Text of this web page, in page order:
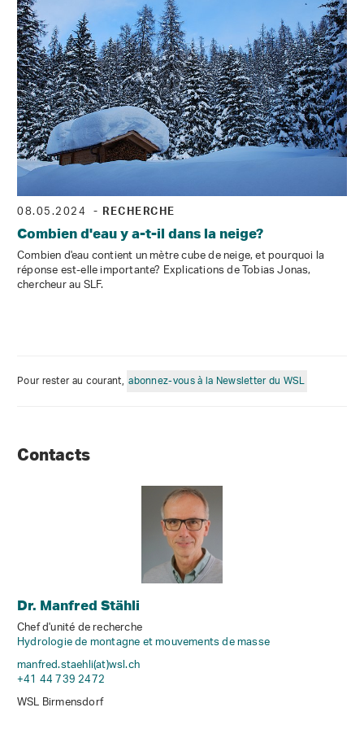
08.05.2024 - RECHERCHE
Combien d'eau y a-t-il dans la neige?
Combien d'eau contient un mètre cube de neige, et pourquoi la
réponse est-elle importante? Explications de Tobias Jonas,
chercheur au SLF.
Pour rester au courant, abonnez-vous à la Newsletter du WSL
Contacts
Dr. Manfred Stähli
Chef d'unité de recherche
Hydrologie de montagne et mouvements de masse
manfred.staehli(at)wsl.ch
+41 44 739 2472
WSL Birmensdorf